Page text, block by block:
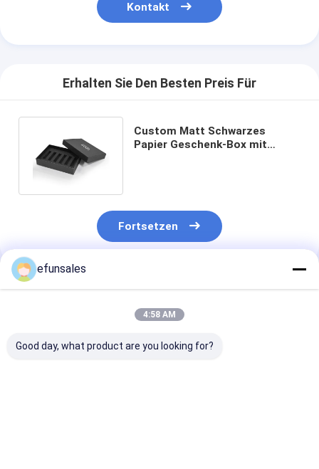
Kontakt
Erhalten Sie Den Besten Preis Für
Custom Matt Schwarzes
Papier Geschenk-Box mit
Fortsetzen
Empfohlene Produkte
efunsales
4:58 AM
Good day, what product are you looking for?